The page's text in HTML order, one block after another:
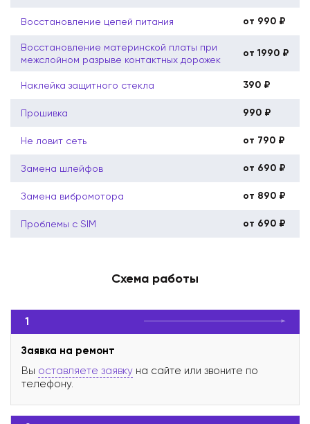
Восстановление цепей питания от 990 ₽
Восстановление материнской платы при
межслойном разрыве контактных дорожек
от 1990 ₽
Наклейка защитного стекла 390 ₽
Прошивка 990 ₽
Не ловит сеть от 790 ₽
Замена шлейфов от 690 ₽
Замена вибромотора от 890 ₽
Проблемы с SIM от 690 ₽
Схема работы
1
Заявка на ремонт
Вы оставляете заявку на сайте или звоните по
телефону.